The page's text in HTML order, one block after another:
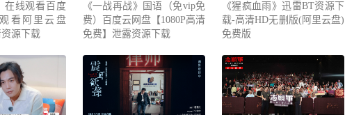
在线观看百度
看阿里云盘
资源下载
《一战再战》国语（免vip免
费）百度云网盘【1080P高清
免费】泄露资源下载
《猩疯血雨》迅雷BT资源下
载-高清HD无删版(阿里云盘)
免费版